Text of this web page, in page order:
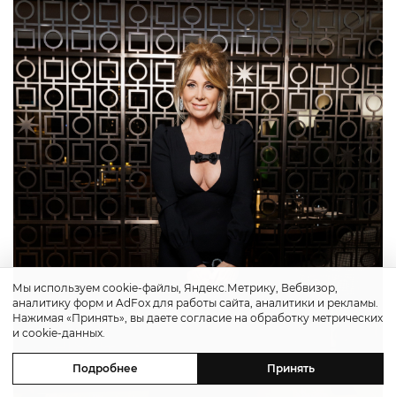
Мы используем cookie-файлы, Яндекс.Метрику, Вебвизор,
аналитику форм и AdFox для работы сайта, аналитики и рекламы.
Нажимая «Принять», вы даете согласие на обработку метрических
и cookie-данных.
Подробнее Принять